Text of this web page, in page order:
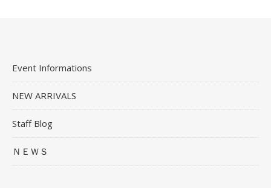
Event Informations
NEW ARRIVALS
Staff Blog
ＮＥＷＳ